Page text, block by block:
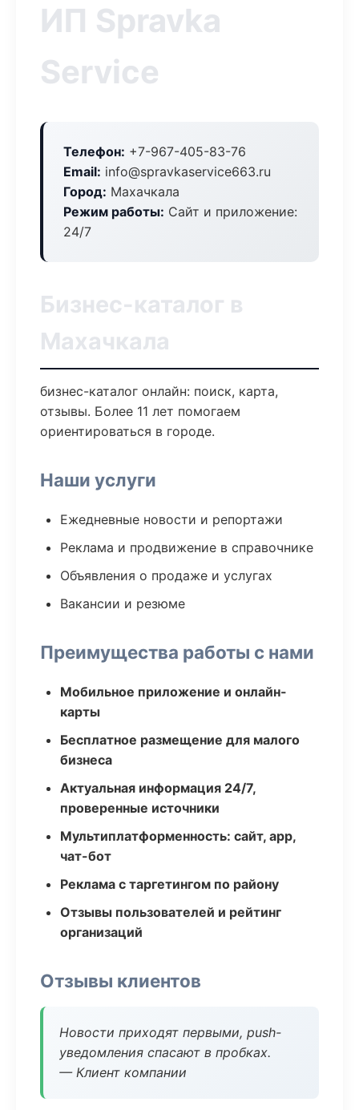
ИП Spravka
Service
Телефон: +7-967-405-83-76
Email: info@spravkaservice663.ru
Город: Махачкала
Режим работы: Сайт и приложение:
24/7
Бизнес-каталог в
Махачкала
бизнес-каталог онлайн: поиск, карта,
отзывы. Более 11 лет помогаем
ориентироваться в городе.
Наши услуги
Ежедневные новости и репортажи
Реклама и продвижение в справочнике
Объявления о продаже и услугах
Вакансии и резюме
Преимущества работы с нами
Мобильное приложение и онлайн-
карты
Бесплатное размещение для малого
бизнеса
Актуальная информация 24/7,
проверенные источники
Мультиплатформенность: сайт, app,
чат-бот
Реклама с таргетингом по району
Отзывы пользователей и рейтинг
организаций
Отзывы клиентов
Новости приходят первыми, push-
уведомления спасают в пробках.
— Клиент компании